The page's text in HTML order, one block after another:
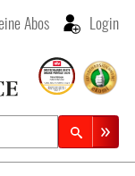
Abos Login